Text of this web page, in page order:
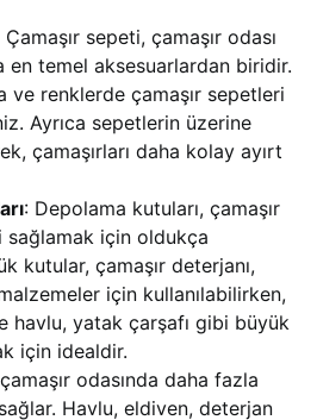
Çamaşır sepeti, çamaşır odası
en temel aksesuarlardan biridir.
ve renklerde çamaşır sepetleri
Ayrıca sepetlerin üzerine
çamaşırları daha kolay ayırt
: Depolama kutuları, çamaşır
sağlamak için oldukça
kutular, çamaşır deterjanı,
için kullanılabilirken,
havlu, yatak çarşafı gibi büyük
için idealdir.
odasında daha fazla
Havlu, eldiven, deterjan